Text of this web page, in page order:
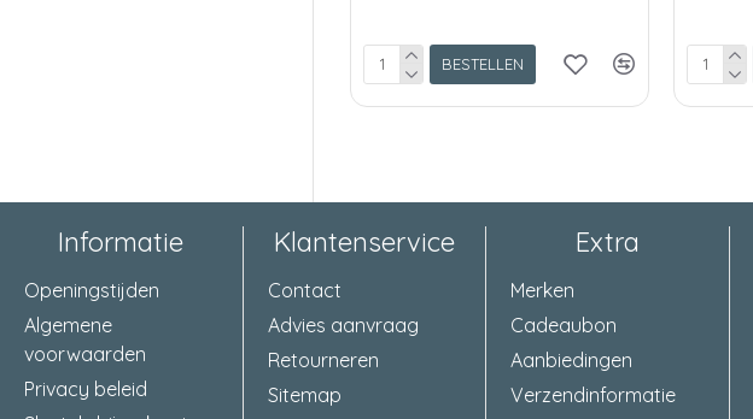
BESTELLEN
Informatie
Openingstijden
Algemene
voorwaarden
Privacy beleid
Klantenservice
Contact
Advies aanvraag
Retourneren
Sitemap
Extra
Merken
Cadeaubon
Aanbiedingen
Verzendinformatie